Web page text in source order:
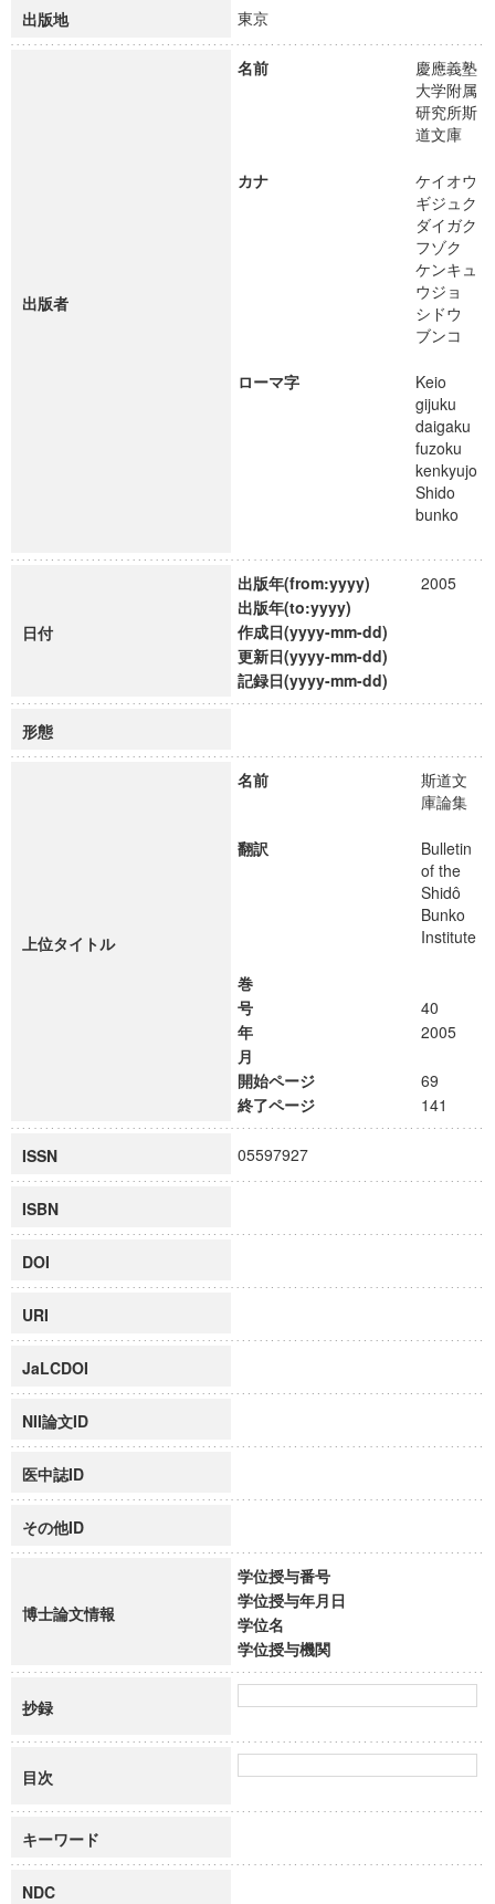
出版地 東京
出版者
名前
慶應義塾
大学附属
研究所斯
道文庫
カナ
ケイオウ
ギジュク
ダイガク
フゾク
ケンキュ
ウジョ
シドウ
ブンコ
ローマ字
Keio
gijuku
daigaku
fuzoku
kenkyujo
Shido
bunko
日付
出版年(from:yyyy)
2005
出版年(to:yyyy)
作成日(yyyy-mm-dd)
更新日(yyyy-mm-dd)
記録日(yyyy-mm-dd)
形態
上位タイトル
名前
斯道文
庫論集
翻訳
Bulletin
of the
Shidô
Bunko
Institute
巻
号
40
年
2005
月
開始ページ
69
終了ページ
141
ISSN 05597927
ISBN
DOI
URI
JaLCDOI
NII論文ID
医中誌ID
その他ID
博士論文情報
学位授与番号
学位授与年月日
学位名
学位授与機関
抄録
目次
キーワード
NDC